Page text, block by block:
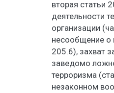
вторая статьи
деятельности
организации
несообщение о
205.6), захват
заведомо
терроризма
незаконном